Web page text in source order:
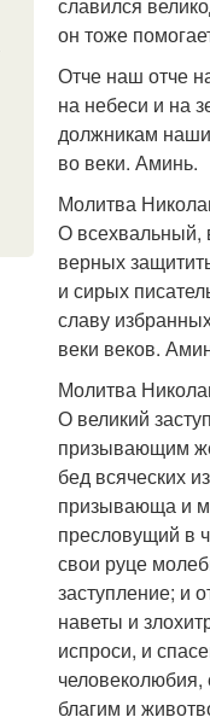
он тоже
Отче наш отче
на небеси и на
должникам
во веки. Аминь.
Молитва
О всехвальный,
верных
и сирых
славу
веки веков.
Молитва
О великий
призывающим
бед всяческих
призывающа и
пресловущий в
свои руце
заступление; и
наветы и
испроси, и
человеколюбия,
благим и